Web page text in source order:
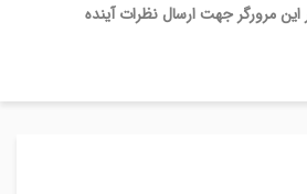
مرورگر جهت ارسال نظرات آینده